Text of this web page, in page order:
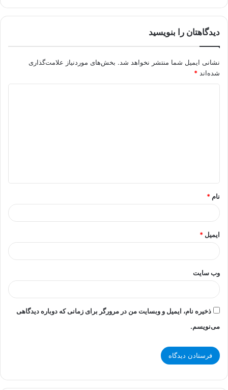
دیدگاهتان را بنویسید
نشانی ایمیل شما منتشر نخواهد شد. بخش‌های موردنیاز علامت‌گذاری
شده‌اند *
*
نام *
ایمیل *
وب‌ سایت
ذخیره نام، ایمیل و وبسایت من در مرورگر برای زمانی که دوباره دیدگاهی
می‌نویسم.